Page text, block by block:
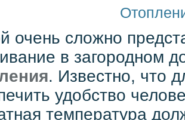
очень сложно
в загородном
. Известно, что
удобство
температура